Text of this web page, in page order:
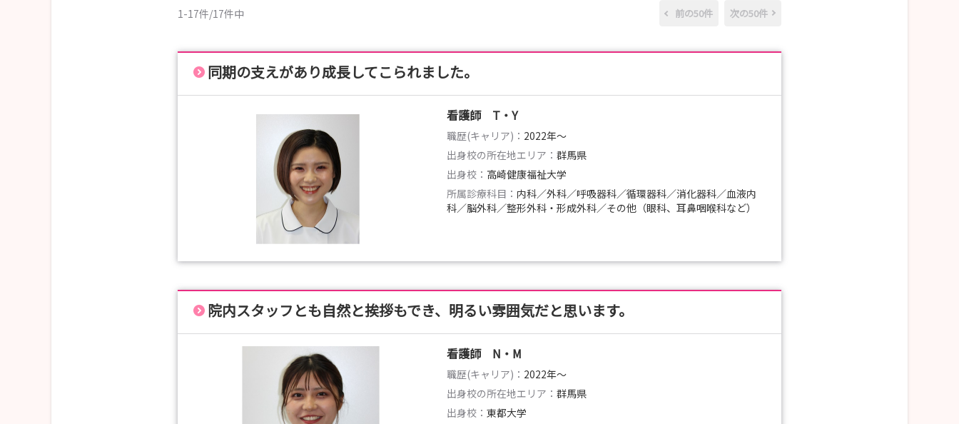
1-17件/17件中 前の50件 次の50件
同期の支えがあり成長してこられました。
看護師 T・Y
職歴(キャリア)： 2022年〜
出身校の所在地エリア： 群馬県
出身校： 高崎健康福祉大学
所属診療科目： 内科／外科／呼吸器科／循環器科／消化器科／血液内
科／脳外科／整形外科・形成外科／その他（眼科、耳鼻咽喉科など）
院内スタッフとも自然と挨拶もでき、明るい雰囲気だと思います。
看護師 N・M
職歴(キャリア)： 2022年〜
出身校の所在地エリア： 群馬県
出身校： 東都大学